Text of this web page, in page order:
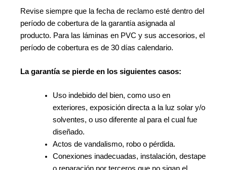
Revise siempre que la fecha de reclamo esté dentro del
período de cobertura de la garantía asignada al
producto. Para las láminas en PVC y sus accesorios, el
período de cobertura es de 30 días calendario.
La garantía se pierde en los siguientes casos:
Uso indebido del bien, como uso en
exteriores, exposición directa a la luz solar y/o
solventes, o uso diferente al para el cual fue
diseñado.
Actos de vandalismo, robo o pérdida.
Conexiones inadecuadas, instalación, destape